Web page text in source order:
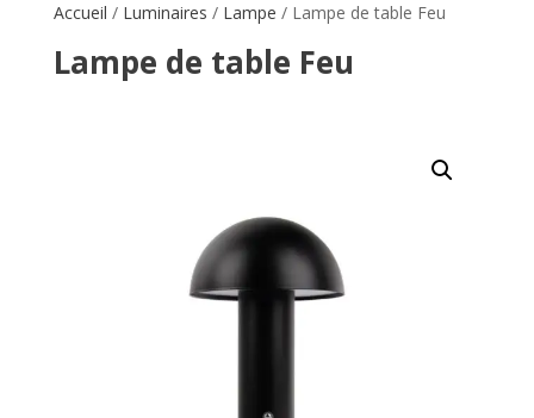
Accueil / Luminaires / Lampe / Lampe de table Feu
Lampe de table Feu